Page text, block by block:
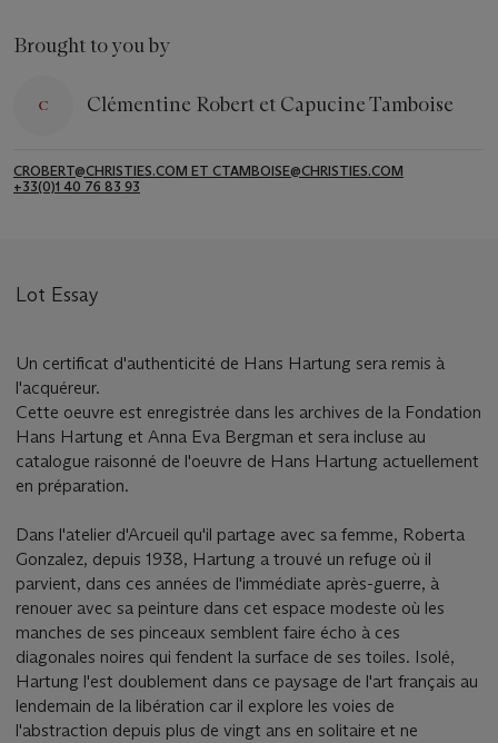
Brought to you by
Clémentine Robert et Capucine Tamboise
CROBERT@CHRISTIES.COM ET CTAMBOISE@CHRISTIES.COM
+33(0)1 40 76 83 93
Lot Essay
Un certificat d'authenticité de Hans Hartung sera remis à
l'acquéreur.
Cette oeuvre est enregistrée dans les archives de la Fondation
Hans Hartung et Anna Eva Bergman et sera incluse au
catalogue raisonné de l'oeuvre de Hans Hartung actuellement
en préparation.
Dans l'atelier d'Arcueil qu'il partage avec sa femme, Roberta
Gonzalez, depuis 1938, Hartung a trouvé un refuge où il
parvient, dans ces années de l'immédiate après-guerre, à
renouer avec sa peinture dans cet espace modeste où les
manches de ses pinceaux semblent faire écho à ces
diagonales noires qui fendent la surface de ses toiles. Isolé,
Hartung l'est doublement dans ce paysage de l'art français au
lendemain de la libération car il explore les voies de
l'abstraction depuis plus de vingt ans en solitaire et ne